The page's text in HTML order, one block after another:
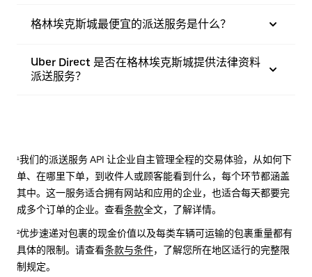
格林埃克斯城最便宜的派送服务是什么？
Uber Direct 是否在格林埃克斯城提供法律资料
派送服务？
¹我们的派送服务 API 让企业自主管理全程的交易体验，从如何下
单、在哪里下单，到收件人或顾客能看到什么，每个环节都涵盖
其中。这一服务适合拥有网站和应用的企业，也适合每天都要完
成多个订单的企业。查看条款全文，了解详情。
²优步速递对包裹的现金价值以及每类车辆可运输的包裹重量都有
具体的限制。请查看条款与条件，了解您所在地区适行的完整限
制规定。